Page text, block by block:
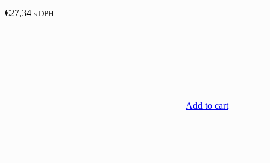
€27,34 s DPH
Add to cart